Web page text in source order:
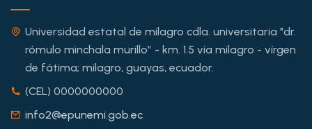
Universidad estatal de milagro cdla. universitaria "dr.
rómulo minchala murillo” - km. 1.5 vía milagro - vírgen
de fátima; milagro, guayas, ecuador.
(CEL) 0000000000
info2@epunemi.gob.ec